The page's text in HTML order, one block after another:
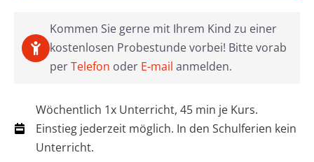
Kommen Sie gerne mit Ihrem Kind zu einer
kostenlosen Probestunde vorbei! Bitte vorab
perTelefon oder E-mail anmelden.
Wöchentlich 1x Unterricht, 45 min je Kurs.
Einstieg jederzeit möglich. In den Schulferien kein
Unterricht.